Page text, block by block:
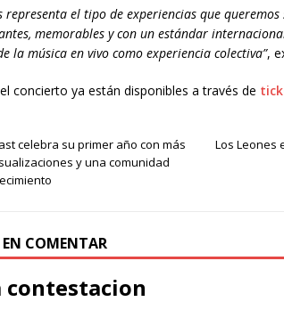
representa el tipo de experiencias que
memorables y con un estándar
la música en vivo como experiencia colectiva”,
concierto ya están disponibles a través de
celebra su primer año con más
y una comunidad
Los Leones
EN COMENTAR
contestacion